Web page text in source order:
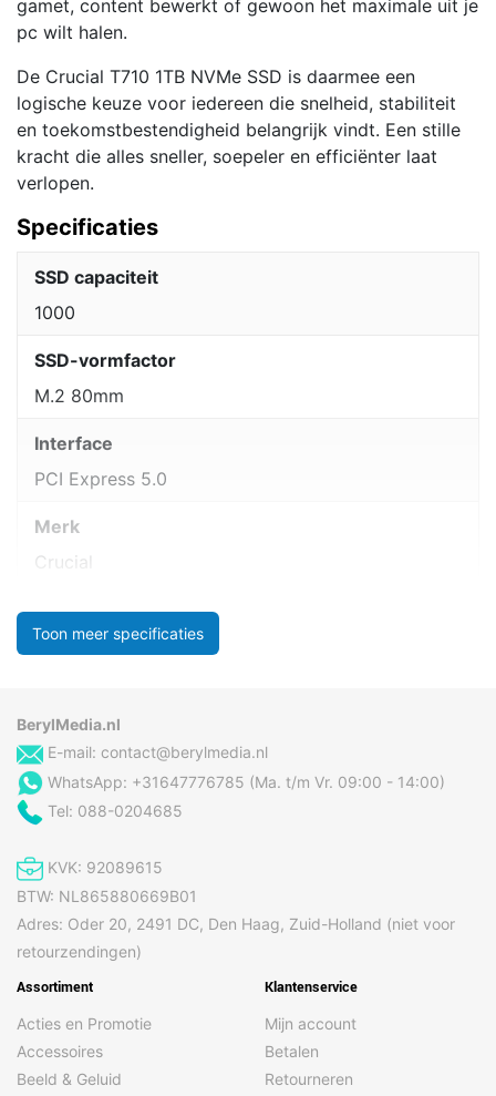
gamet, content bewerkt of gewoon het maximale uit je
pc wilt halen.
De Crucial T710 1TB NVMe SSD is daarmee een
logische keuze voor iedereen die snelheid, stabiliteit
en toekomstbestendigheid belangrijk vindt. Een stille
kracht die alles sneller, soepeler en efficiënter laat
verlopen.
Specificaties
SSD capaciteit
1000
SSD-vormfactor
M.2 80mm
Interface
PCI Express 5.0
Merk
Crucial
Toon meer specificaties
BerylMedia.nl
E-mail: contact@berylmedia.nl
WhatsApp: +31647776785 (Ma. t/m Vr. 09:00 - 14:00)
Tel: 088-0204685
KVK: 92089615
BTW: NL865880669B01
Adres: Oder 20, 2491 DC, Den Haag, Zuid-Holland (niet voor
retourzendingen)
Assortiment
Acties en Promotie
Accessoires
Beeld & Geluid
Klantenservice
Mijn account
Betalen
Retourneren